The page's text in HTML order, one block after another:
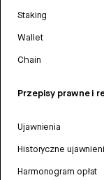
Staking
Wallet
Chain
Przepisy prawne i
Ujawnienia
Historyczne
Harmonogram opłat